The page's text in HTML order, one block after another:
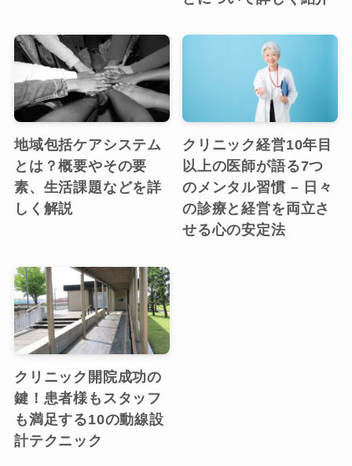
地域包括ケアシステム
とは？概要やその要
素、生活課題などを詳
しく解説
クリニック経営10年目
以上の医師が語る7つ
のメンタル習慣 – 日々
の診療と経営を両立さ
せる心の安定法
クリニック開院成功の
鍵！患者様もスタッフ
も満足する10の動線設
計テクニック